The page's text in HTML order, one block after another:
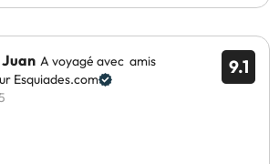
9.1
A voyagé avec amis
Esquiades.com